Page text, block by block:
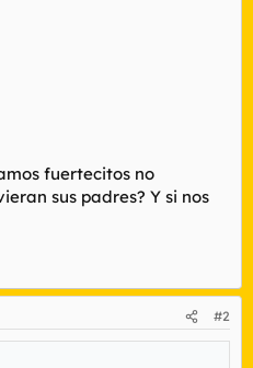
fuertecitos no
sus padres? Y si nos
#2